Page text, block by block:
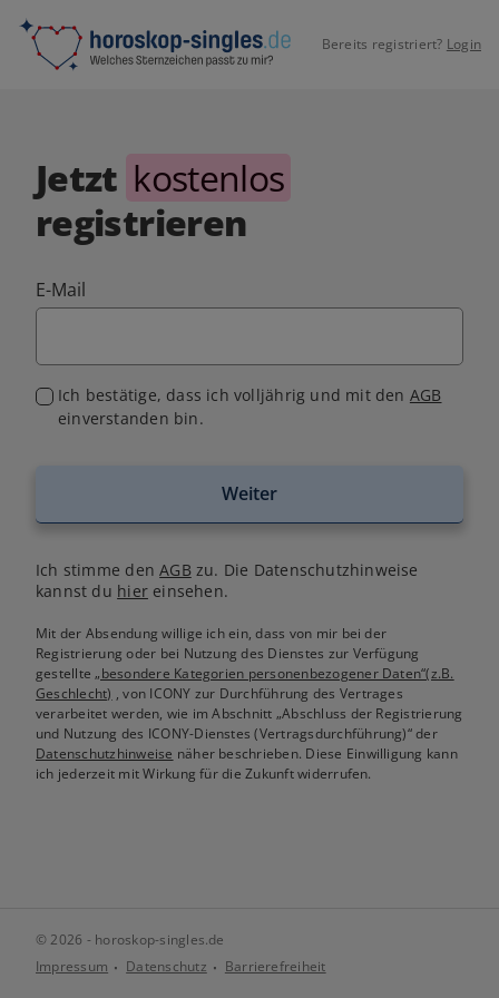
Bereits registriert? Login
Jetzt kostenlos
registrieren
E-Mail
Ich bestätige, dass ich volljährig und mit den AGB
einverstanden bin.
Weiter
Ich stimme denAGB zu. Die Datenschutzhinweise
kannst du hiereinsehen.
Mit der Absendung willige ich ein, dass von mir bei der
Registrierung oder bei Nutzung des Dienstes zur Verfügung
gestellte„besondere Kategorien personenbezogener Daten“(z.B.
Geschlecht) , von ICONY zur Durchführung des Vertrages
verarbeitet werden, wie im Abschnitt „Abschluss der Registrierung
und Nutzung des ICONY-Dienstes (Vertragsdurchführung)“ der
Datenschutzhinweise näher beschrieben. Diese Einwilligung kann
ich jederzeit mit Wirkung für die Zukunft widerrufen.
© 2026 - horoskop-singles.de
Impressum
Datenschutz Barrierefreiheit